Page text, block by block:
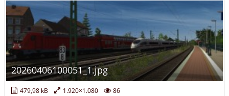
20260406100051_1.jpg
479,98 kB 1.920×1.080 86